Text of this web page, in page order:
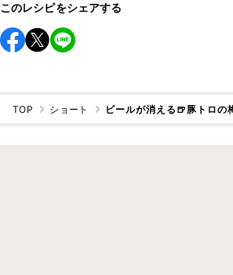
このレシピをシェアする
TOP ショート ビールが消える🍺豚トロの